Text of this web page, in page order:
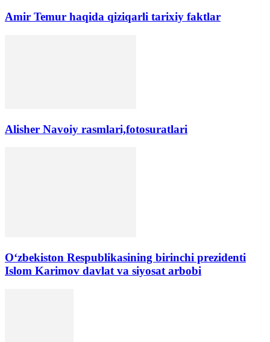
Amir Temur haqida qiziqarli tarixiy faktlar
Alisher Navoiy rasmlari,fotosuratlari
Oʻzbekiston Respublikasining birinchi prezidenti
Islom Karimov davlat va siyosat arbobi